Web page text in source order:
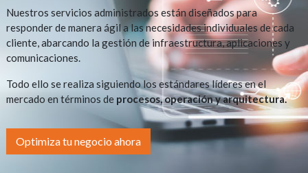
Nuestros servicios administrados están diseñados para
responder de manera ágil a las necesidades individuales de cada
cliente, abarcando la gestión de infraestructura, aplicaciones y
comunicaciones.
Todo ello se realiza siguiendo los estándares líderes en el
mercado en términos de procesos, operación y arquitectura.
Optimiza tu negocio ahora